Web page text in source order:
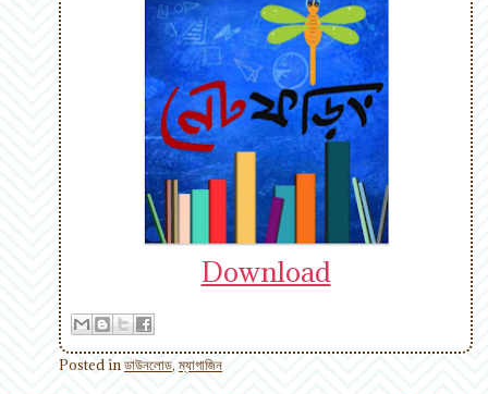
Download
Posted inডাউনলোড,ম্যাগাজিন